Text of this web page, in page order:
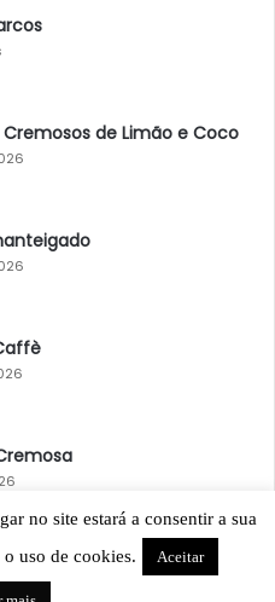
de Limão e Coco
no site estará a consentir a sua
uso de cookies.
Aceitar